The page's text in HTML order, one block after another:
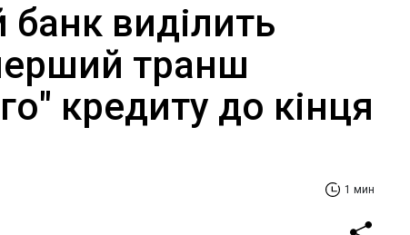
банк виділить
транш
кредиту до кінця
1 мин